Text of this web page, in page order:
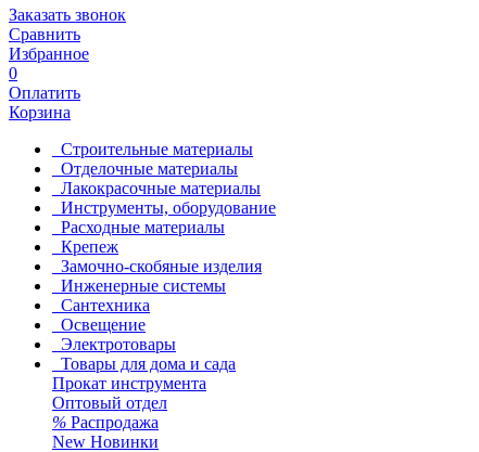
Заказать звонок
Сравнить
Избранное
0
Оплатить
Корзина
Строительные материалы
Отделочные материалы
Лакокрасочные материалы
Инструменты, оборудование
Расходные материалы
Крепеж
Замочно-скобяные изделия
Инженерные системы
Сантехника
Освещение
Электротовары
Товары для дома и сада
Прокат инструмента
Оптовый отдел
% Распродажа
New Новинки